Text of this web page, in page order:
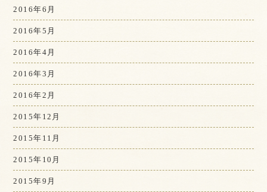
2016年6月
2016年5月
2016年4月
2016年3月
2016年2月
2015年12月
2015年11月
2015年10月
2015年9月